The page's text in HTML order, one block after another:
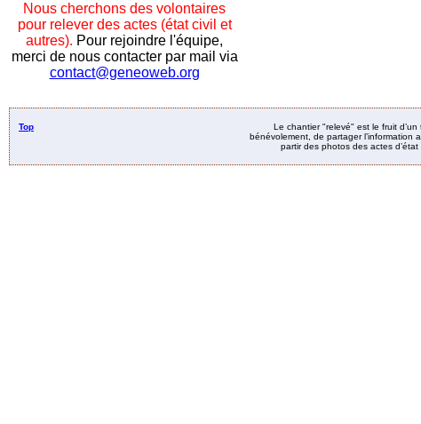
Nous cherchons des volontaires
pour relever des actes (état civil et
autres). Pour rejoindre l'équipe,
merci de nous contacter par mail via
contact@geneoweb.org
Top
Le chantier "relevé" est le fruit
bénévolement, de partager l’information
partir des photos des actes